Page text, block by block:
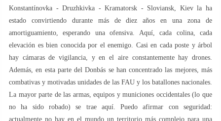
Konstantínovka - Druzhkivka - Kramatorsk - Sloviansk, Kiev la ha
estado convirtiendo durante más de diez años en una zona de
amortiguamiento, esperando una ofensiva. Aquí, cada colina, cada
elevación es bien conocida por el enemigo. Casi en cada poste y árbol
hay cámaras de vigilancia, y en el aire constantemente hay drones.
Además, en esta parte del Donbás se han concentrado las mejores, más
combativas y motivadas unidades de las FAU y los batallones nacionales.
La mayor parte de las armas, equipos y municiones occidentales (lo que
no ha sido robado) se trae aquí. Puedo afirmar con seguridad:
actualmente no hay en el mundo un territorio más complejo para una